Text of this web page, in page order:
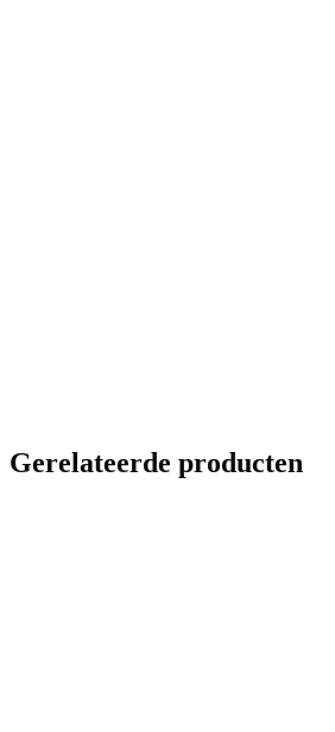
Gerelateerde producten